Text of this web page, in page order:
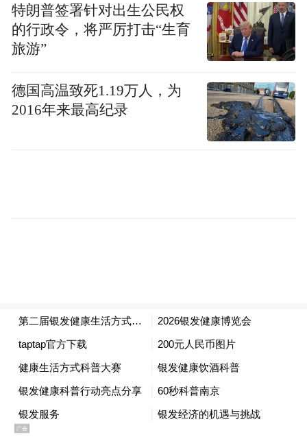
康之本”，以“主动健康三要素”和“健康是生
命的底色、生活的底气、快乐的底蕴”之“三
底观”，建立从认知到意志的完整健康人格。
中国疾控中心慢病中心主任吴静直指现实：
生活方式是慢病防控的“关键密码”，“关口前
生活方式医学学科创始人詹姆斯·瑞普
预到行为干预的医学哲学转向。 2019年诺贝
特朗普签署针对出生公民权
的行政令，将严厉打击“生育
旅游”
德国高温致死1.19万人，为
2016年来最高纪录